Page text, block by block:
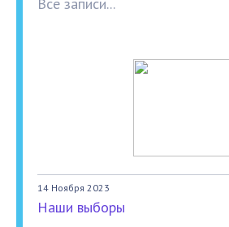
14 Ноября 2023
Наши выборы